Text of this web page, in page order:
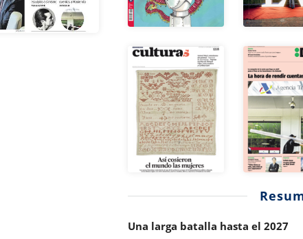
Una larga batalla hasta el 2027